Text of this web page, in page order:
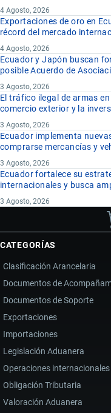
4 Agosto, 2026
Exportaciones de oro en
récord del mercado
4 Agosto, 2026
Ecuador y Japón buscan
posible Acuerdo de
3 Agosto, 2026
El tráfico ilegal de armas
comercio exterior y la
3 Agosto, 2026
Ecuador implementa
comprarse mercancías y
3 Agosto, 2026
Ecuador fortalece su
internacionales y busca
3 Agosto, 2026
CATEGORÍAS
Clasificación Arancelaria
Documentos de
Documentos de Soporte
Exportaciones
Importaciones
Legislación Aduanera
Operaciones internacionales
Obligación Tributaria
Valoración Aduanera